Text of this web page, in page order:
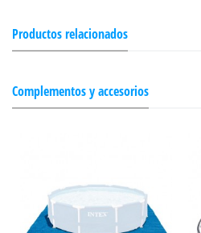
Productos relacionados
Complementos y accesorios